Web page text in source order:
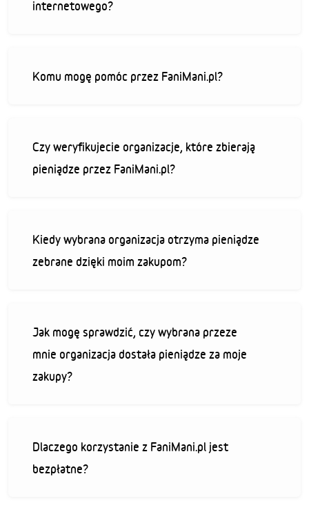
internetowego?
Komu mogę pomóc przez FaniMani.pl?
Czy weryfikujecie organizacje, które zbierają
pieniądze przez FaniMani.pl?
Kiedy wybrana organizacja otrzyma pieniądze
zebrane dzięki moim zakupom?
Jak mogę sprawdzić, czy wybrana przeze
mnie organizacja dostała pieniądze za moje
zakupy?
Dlaczego korzystanie z FaniMani.pl jest
bezpłatne?